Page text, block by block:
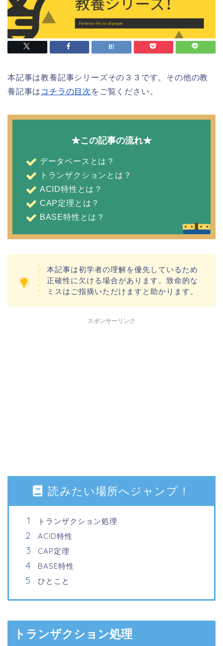
本記事は教養記事シリーズその３３です。その他の教
養記事は コチラの目次 をご覧ください。
★この記事の流れ★
データベースとは？
トランザクションとは？
ACID特性とは？
CAP定理とは？
BASE特性とは？
本記事は初学者の理解を優先しているため
正確性に欠ける場合があります。致命的な
ミスはご指摘いただけますと助かります。
スポンサーリンク
読みたい場所へジャンプ！
トランザクション処理
ACID特性
CAP定理
BASE特性
ひとこと
トランザクション処理